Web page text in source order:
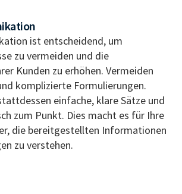
ist entscheidend, um
zu vermeiden und die
Kunden zu erhöhen. Vermeiden
komplizierte Formulierungen.
einfache, klare Sätze und
zum Punkt. Dies macht es für Ihre
die bereitgestellten Informationen
zu verstehen.